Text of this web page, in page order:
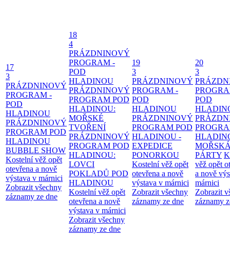
17
3
PRÁZDNINOVÝ
PROGRAM -
POD
HLADINOU
PRÁZDNINOVÝ
PROGRAM POD
HLADINOU
BUBBLE SHOW
Kostelní věž opět
otevřena a nově
výstava v márnici
Zobrazit všechny
záznamy ze dne
18
4
PRÁZDNINOVÝ
PROGRAM -
POD
HLADINOU
PRÁZDNINOVÝ
PROGRAM POD
HLADINOU:
MOŘSKÉ
TVOŘENÍ
PRÁZDNINOVÝ
PROGRAM POD
HLADINOU:
LOVCI
POKLADŮ POD
HLADINOU
Kostelní věž opět
otevřena a nově
výstava v márnici
Zobrazit všechny
záznamy ze dne
19
3
PRÁZDNINOVÝ
PROGRAM -
POD
HLADINOU
PRÁZDNINOVÝ
PROGRAM POD
HLADINOU -
EXPEDICE
PONORKOU
Kostelní věž opět
otevřena a nově
výstava v márnici
Zobrazit všechny
záznamy ze dne
20
3
POD
PÁRTY
věž opět
a nově
márnici
Zobrazit
záznamy